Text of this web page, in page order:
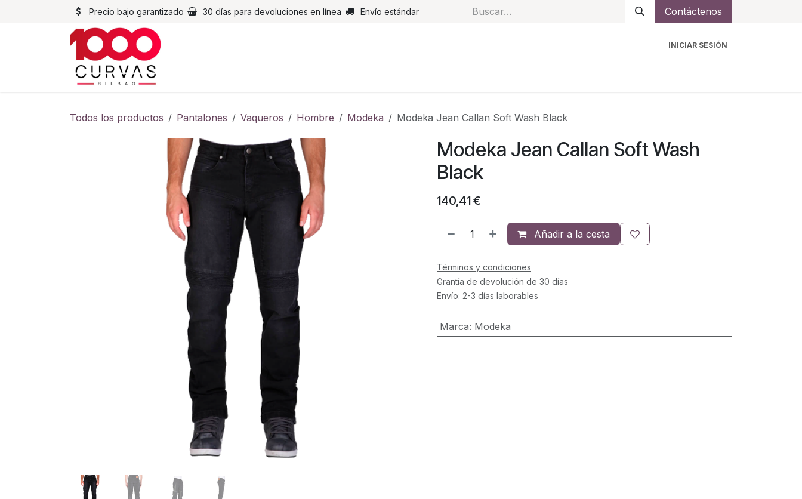
Precio bajo garantizado 30 días para devoluciones en línea Envío estándar Contáctenos
INICIAR SESIÓN
Todos los productos Pantalones Vaqueros Hombre Modeka Modeka Jean Callan Soft Wash Black
Modeka Jean Callan Soft Wash
Black
140,41€
Añadir a la cesta
Términos y condiciones
Grantía de devolución de 30 días
Envío: 2-3 días laborables
Marca: Modeka